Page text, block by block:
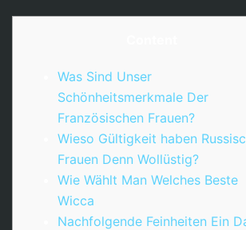
Was Sind Unser
Schönheitsmerkmale Der
Französischen Frauen?
Wieso Gültigkeit haben
Frauen Denn Wollüstig?
Wie Wählt Man Welches Beste
Wicca
Nachfolgende Feinheiten Ein